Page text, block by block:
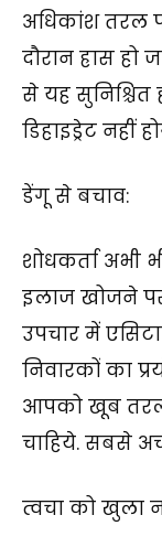
अधिकांश तरल
दौरान ह्रास
से यह सुनिश्चित
डिहाइड्रेट नहीं
डेंगू से बचाव:
शोधकर्ता अभी
इलाज खोजने
उपचार में
निवारकों का
आपको खूब तरल
चाहिये. सबसे
त्वचा को खुला